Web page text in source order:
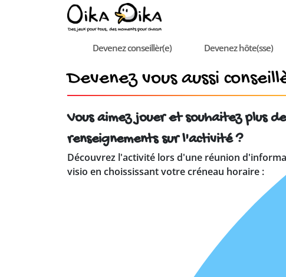
Devenez conseillèr(e) Devenez hôte(sse)
Devenez vous aussi
Vous aimez jouer et souhaitez plus de
renseignements sur l'activité ?
Découvrez l'activité lors d'une réunion
visio en choississant votre créneau horaire :